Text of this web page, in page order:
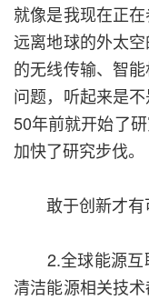
就像是我现在正
远离地球的外太
的无线传输、智
问题，听起来是
50年前就开始了
加快了研究步伐。
敢于创新才有
2.全球能源互
清洁能源相关技